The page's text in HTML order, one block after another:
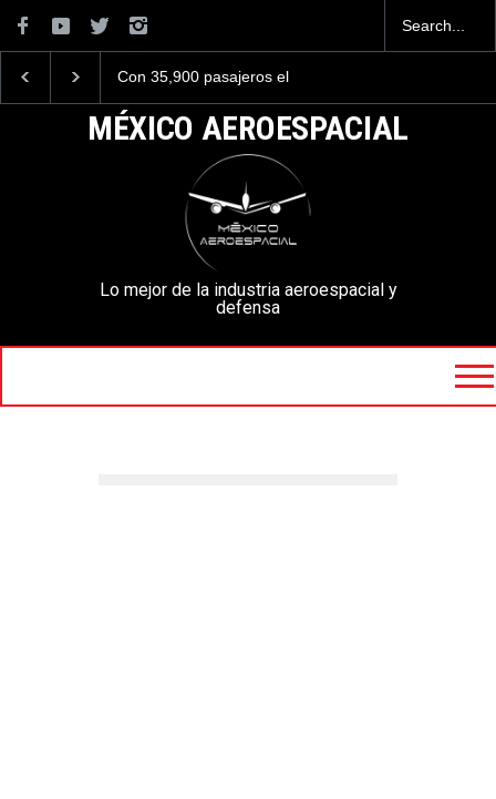
Con 35,900 pasajeros el
aeropuertos con más
viajeros internacionales de
México, pero muy lejos del
Marines de EE. UU. por
aspecto oxidado
MÉXICO AEROESPACIAL
Lo mejor de la industria aeroespacial y
defensa